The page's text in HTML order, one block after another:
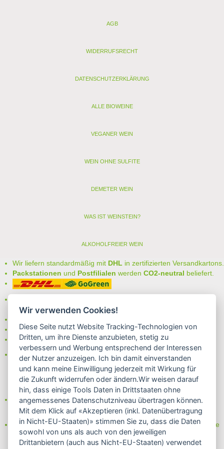
Allergenhinweis: enthält Sulfite, Milch, Ei (als vegan
AGB
WIDERRUFSRECHT
DATENSCHUTZERKLÄRUNG
ALLE BIOWEINE
VEGANER WEIN
WEIN OHNE SULFITE
DEMETER WEIN
WAS IST WEINSTEIN?
ALKOHOLFREIER WEIN
Wir liefern standardmäßig mit DHL in zertifizierten Versandkartons.
Packstationen und Postfilialen werden CO2-neutral beliefert.
auswählen:
- Rechnung
- Lastschrift/Bankeinzug
Das Internetsiegel "GEPRÜFTER SHOP – Sicher einkaufen":
Partner von:
Wine in Moderation - bewußt genießen
Erfahren Sie mehr über Biowein in unserem Blog oder Folgen Sie
uns!
Blog
Wir verwenden Cookies!
Diese Seite nutzt Website Tracking-Technologien von
Dritten, um ihre Dienste anzubieten, stetig zu
verbessern und Werbung entsprechend der Interessen
der Nutzer anzuzeigen. Ich bin damit einverstanden
und kann meine Einwilligung jederzeit mit Wirkung für
die Zukunft widerrufen oder ändern.Wir weisen darauf
hin, dass einige Tools Daten in Drittstaaten ohne
angemessenes Datenschutzniveau übertragen können.
Mit dem Klick auf «Akzeptieren (inkl. Datenübertragung
in Nicht-EU-Staaten)» stimmen Sie zu, dass die Daten
sowohl von uns als auch von den jeweiligen
Drittanbietern (auch aus Nicht-EU-Staaten) verwendet